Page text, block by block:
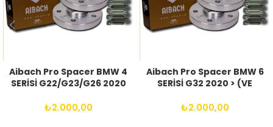
Aibach Pro Spacer BMW 4
SERİSİ G22/G23/G26 2020
14X1.25 BIJON
₺2.000,00
Aibach Pro Spacer BMW 6
SERİSİ G32 2020 > (VE
14X1.25 BIJON
₺2.000,00